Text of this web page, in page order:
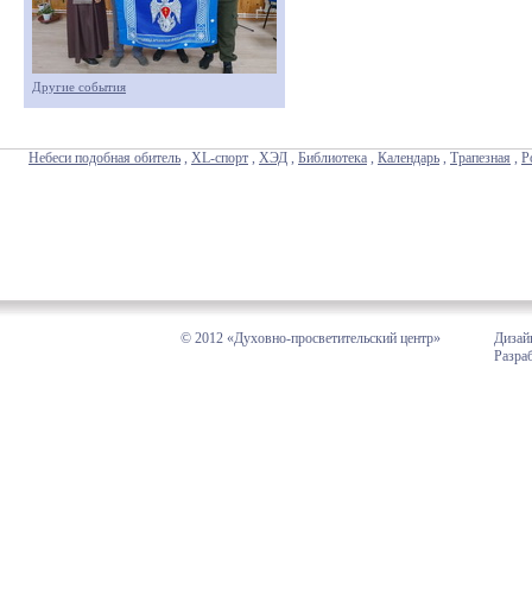
Другие события
Небеси подобная обитель , XL-спорт , ХЭД , Библиотека , Календарь , Трапезная ,
© 2012 «Духовно-просветительский центр»